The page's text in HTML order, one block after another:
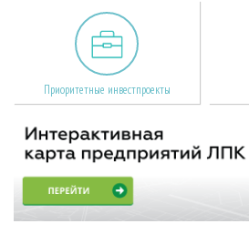
Приоритетные инвестпроекты